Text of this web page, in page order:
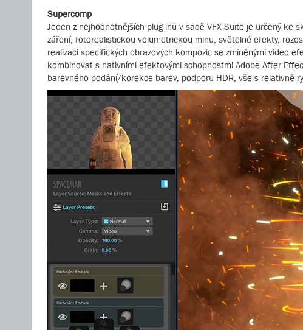
Supercomp
Jeden z nejhodnotnějších plug-inů v sadě VFX Suite je určený
záření, fotorealistickou volumetrickou mlhu, světelné efekty,
realizaci specifických obrazových kompozic se zmíněnými video
kombinovat s nativními efektovými schopnostmi Adobe After
barevného podání/korekce barev, podporu HDR, vše s relativně